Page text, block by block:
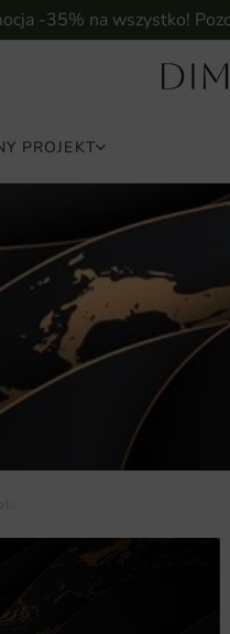
-35% na wszystko!
PROJEKT
do salonu Fototapeta